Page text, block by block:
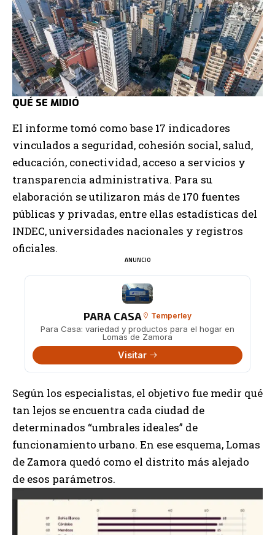
QUÉ SE MIDIÓ
El informe tomó como base 17 indicadores
vinculados a seguridad, cohesión social, salud,
educación, conectividad, acceso a servicios y
transparencia administrativa. Para su
elaboración se utilizaron más de 170 fuentes
públicas y privadas, entre ellas estadísticas del
INDEC, universidades nacionales y registros
oficiales.
ANUNCIO
PARA CASA Temperley
Para Casa: variedad y productos para el hogar en
Lomas de Zamora
Visitar
Según los especialistas, el objetivo fue medir qué
tan lejos se encuentra cada ciudad de
determinados “umbrales ideales” de
funcionamiento urbano. En ese esquema, Lomas
de Zamora quedó como el distrito más alejado
de esos parámetros.